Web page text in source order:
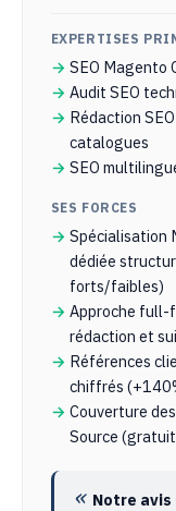
EXPERTISES
SEO Magento
Audit SEO
Rédaction
catalogues
SEO
SES FORCES
Spécialisation
dédiée
forts/faibles)
Approche full-
rédaction et
Références
chiffrés
Couverture
Source
Notre